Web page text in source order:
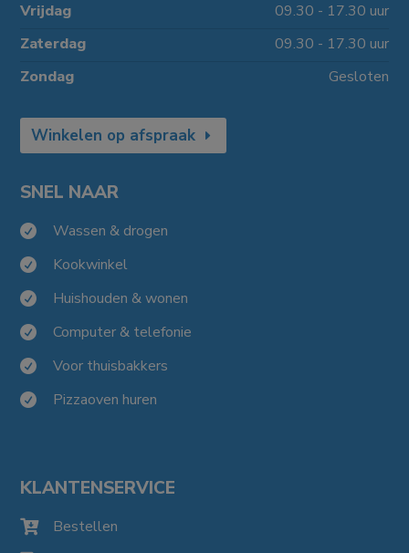
Vrijdag
09.30 - 17.30 uur
Zaterdag
09.30 - 17.30 uur
Zondag
Gesloten
Winkelen op afspraak
SNEL NAAR
 Wassen & drogen
 Kookwinkel
 Huishouden & wonen
 Computer & telefonie
 Voor thuisbakkers
 Pizzaoven huren
KLANTENSERVICE
 Bestellen